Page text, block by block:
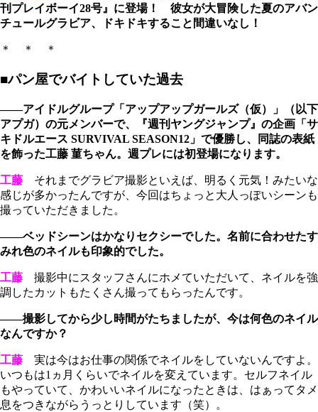
刊プレイボーイ28号』に登場！ 彼女が大冒険した夏のアバン
チュールグラビア、ドキドキすること間違いなし！
＊ ＊ ＊
■パン屋でバイトしていた過去
――アイドルグループ「アップアップガールズ（仮）」（以下
アプガ）の元メンバーで、『週刊ヤングジャンプ』の企画「サ
キドルエース SURVIVAL SEASON12」で優勝し、同誌の表紙
を飾った工藤 菫ちゃん。週プレには初登場になります。
工藤 それまでグラビア撮影といえば、明るく元気！みたいな
感じが多かったんですが、今回はちょっと大人っぽいシーンも
撮っていただきました。
――ベッドシーンはかなりセクシーでした。名前に合わせたす
みれ色のネイルも印象的でした。
工藤 撮影中にスタッフさんにホメていただいて、ネイルを強
調したカットもたくさん撮ってもらったんです。
――撮影してから少し時間がたちましたが、今は何色のネイル
なんですか？
工藤 実は今はお仕事の関係でネイルをしていないんですよ。
いつもは1ヵ月くらいでネイルを変えています。セルフネイル
もやっていて、かわいいネイルになったときは、はぁってタメ
息をつきながらうっとりしています（笑）。